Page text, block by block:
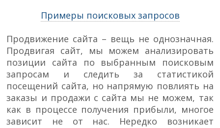
Примеры поисковых запросов
Продвижение сайта – вещь не однозначная.
Продвигая сайт, мы можем анализировать
позиции сайта по выбранным поисковым
запросам и следить за статистикой
посещений сайта, но напрямую повлиять на
заказы и продажи с сайта мы не можем, так
как в процессе получения прибыли, многое
зависит не от нас. Нередко возникает